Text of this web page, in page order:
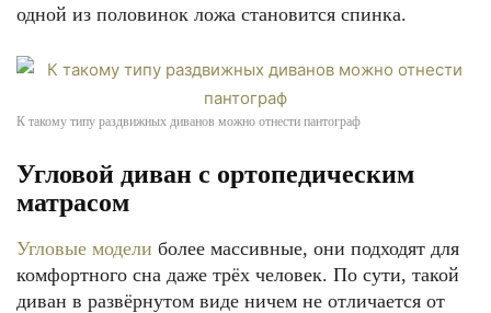
одной из половинок ложа становится спинка.
К такому типу раздвижных диванов можно отнести пантограф
Угловой диван с ортопедическим
матрасом
Угловые модели более массивные, они подходят для
комфортного сна даже трёх человек. По сути, такой
диван в развёрнутом виде ничем не отличается от